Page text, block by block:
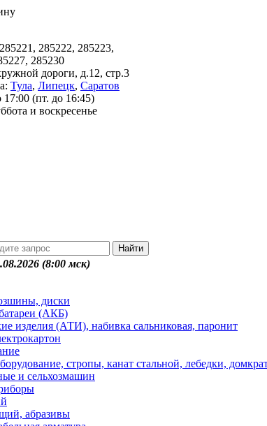
285222, 285223,
285230
дороги, д.12, стр.3
Тула, Липецк, Саратов
17:00 (пт. до 16:45)
и воскресенье
(8:00 мск)
диски
(АКБ)
изделия (АТИ), набивка сальниковая, паронит
стропы, канат стальной, лебедки,
и сельхозмашин
абразивы